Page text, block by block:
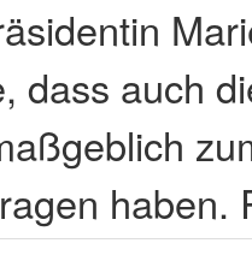
dass auch
haben.